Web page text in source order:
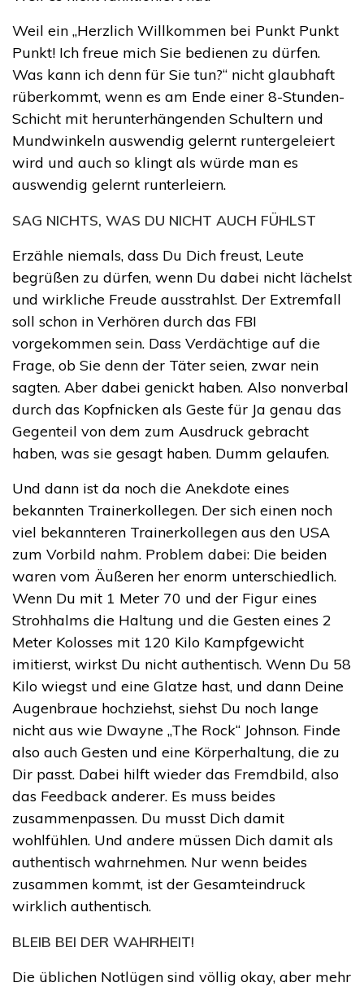
Weil ein „Herzlich Willkommen bei Punkt Punkt
Punkt! Ich freue mich Sie bedienen zu dürfen.
Was kann ich denn für Sie tun?“ nicht glaubhaft
rüberkommt, wenn es am Ende einer 8-Stunden-
Schicht mit herunterhängenden Schultern und
Mundwinkeln auswendig gelernt runtergeleiert
wird und auch so klingt als würde man es
auswendig gelernt runterleiern.
SAG NICHTS, WAS DU NICHT AUCH FÜHLST
Erzähle niemals, dass Du Dich freust, Leute
begrüßen zu dürfen, wenn Du dabei nicht lächelst
und wirkliche Freude ausstrahlst. Der Extremfall
soll schon in Verhören durch das FBI
vorgekommen sein. Dass Verdächtige auf die
Frage, ob Sie denn der Täter seien, zwar nein
sagten. Aber dabei genickt haben. Also nonverbal
durch das Kopfnicken als Geste für Ja genau das
Gegenteil von dem zum Ausdruck gebracht
haben, was sie gesagt haben. Dumm gelaufen.
Und dann ist da noch die Anekdote eines
bekannten Trainerkollegen. Der sich einen noch
viel bekannteren Trainerkollegen aus den USA
zum Vorbild nahm. Problem dabei: Die beiden
waren vom Äußeren her enorm unterschiedlich.
Wenn Du mit 1 Meter 70 und der Figur eines
Strohhalms die Haltung und die Gesten eines 2
Meter Kolosses mit 120 Kilo Kampfgewicht
imitierst, wirkst Du nicht authentisch. Wenn Du 58
Kilo wiegst und eine Glatze hast, und dann Deine
Augenbraue hochziehst, siehst Du noch lange
nicht aus wie Dwayne „The Rock“ Johnson. Finde
also auch Gesten und eine Körperhaltung, die zu
Dir passt. Dabei hilft wieder das Fremdbild, also
das Feedback anderer. Es muss beides
zusammenpassen. Du musst Dich damit
wohlfühlen. Und andere müssen Dich damit als
authentisch wahrnehmen. Nur wenn beides
zusammen kommt, ist der Gesamteindruck
wirklich authentisch.
BLEIB BEI DER WAHRHEIT!
Die üblichen Notlügen sind völlig okay, aber mehr